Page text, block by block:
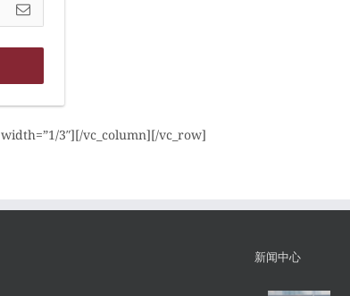
3″][/vc_column][/vc_row]
新闻中心